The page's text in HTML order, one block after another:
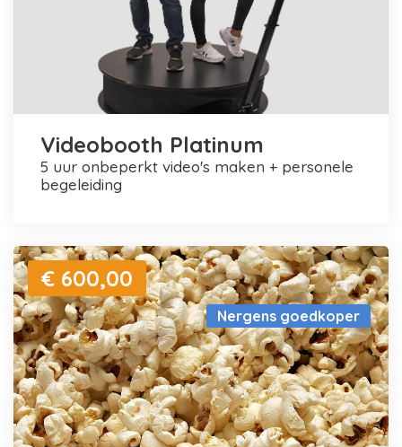
Videobooth Platinum
5 uur onbeperkt video's maken + personele
begeleiding
Nergens goedkoper
€ 600,00